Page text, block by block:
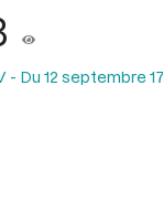
- Du 12 septembre